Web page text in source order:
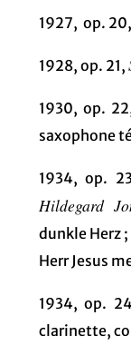
1927, op. 20,
1928, op. 21,
1930, op.
saxophone
1934, op.
Hildegard
dunkle Herz
Herr Jesus
1934, op.
clarinette,